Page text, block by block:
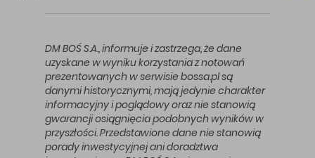
DM BOŚ S.A., informuje i zastrzega, że dane
uzyskane w wyniku korzystania z notowań
prezentowanych w serwisie bossa.pl są
danymi historycznymi, mają jedynie charakter
informacyjny i poglądowy oraz nie stanowią
gwarancji osiągnięcia podobnych wyników w
przyszłości. Przedstawione dane nie stanowią
porady inwestycyjnej ani doradztwa